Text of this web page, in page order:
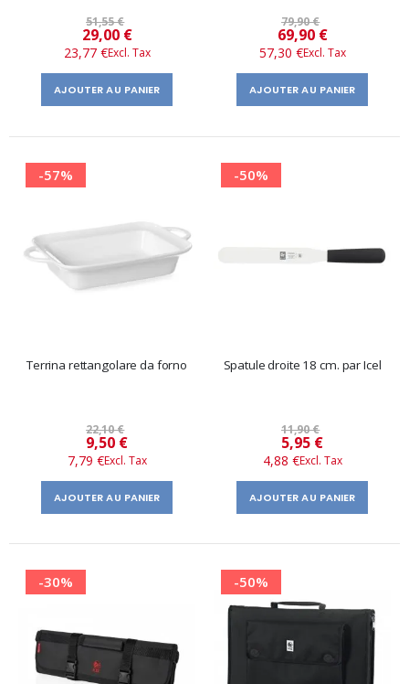
51,55 €
Prix
​​
spécial
29,00 €
23,77 €
AJOUTER AU PANIER
79,90 €
Prix
​​
spécial
69,90 €
57,30 €
AJOUTER AU PANIER
-57%
Terrina rettangolare da forno
22,10 €
Prix
​​
spécial
9,50 €
7,79 €
AJOUTER AU PANIER
-50%
Spatule droite 18 cm. par Icel
11,90 €
Prix
​​
spécial
5,95 €
4,88 €
AJOUTER AU PANIER
-30% -50%